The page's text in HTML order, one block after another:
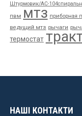
Штурмовик/АС-
пвм мтз приборная
ведущий мтз рычаги
термостат
НАШІ КОНТАКТИ